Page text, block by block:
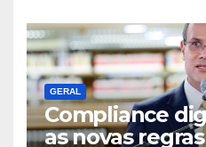
GERAL
Compliance
as novas